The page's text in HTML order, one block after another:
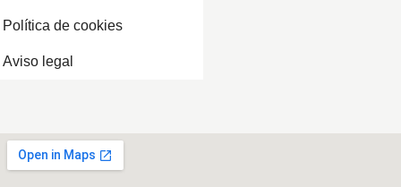
Política de cookies
Aviso legal